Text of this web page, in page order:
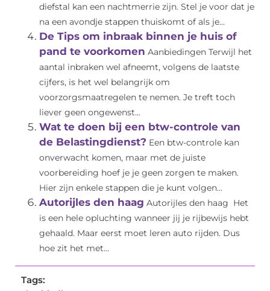
diefstal kan een nachtmerrie zijn. Stel je voor dat je
na een avondje stappen thuiskomt of als je...
De Tips om inbraak binnen je huis of
pand te voorkomen Aanbiedingen Terwijl het
aantal inbraken wel afneemt, volgens de laatste
cijfers, is het wel belangrijk om
voorzorgsmaatregelen te nemen. Je treft toch
liever geen ongewenst...
Wat te doen bij een btw-controle van
de Belastingdienst? Een btw-controle kan
onverwacht komen, maar met de juiste
voorbereiding hoef je je geen zorgen te maken.
Hier zijn enkele stappen die je kunt volgen...
Autorijles den haag Autorijles den haag Het
is een hele opluchting wanneer jij je rijbewijs hebt
gehaald. Maar eerst moet leren auto rijden. Dus
hoe zit het met...
Tags: